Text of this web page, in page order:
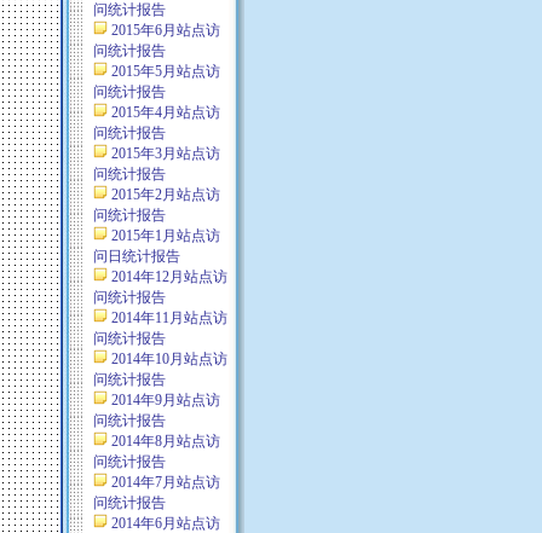
问统计报告
2015年6月站点访
问统计报告
2015年5月站点访
问统计报告
2015年4月站点访
问统计报告
2015年3月站点访
问统计报告
2015年2月站点访
问统计报告
2015年1月站点访
问日统计报告
2014年12月站点访
问统计报告
2014年11月站点访
问统计报告
2014年10月站点访
问统计报告
2014年9月站点访
问统计报告
2014年8月站点访
问统计报告
2014年7月站点访
问统计报告
2014年6月站点访